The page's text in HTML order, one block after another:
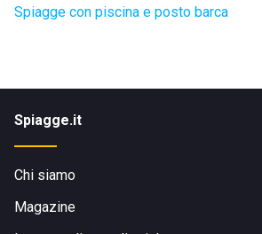
Spiagge con piscina e posto barca
Spiagge.it
Chi siamo
Magazine